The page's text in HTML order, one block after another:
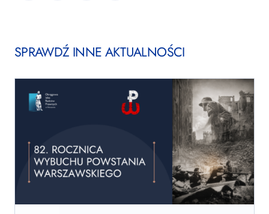
SPRAWDŹ INNE AKTUALNOŚCI